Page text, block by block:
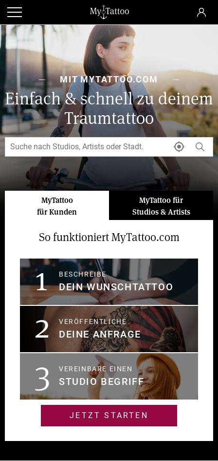
MIT MYTATTOO.COM
Einfach & schnell zu deinem
Traumtattoo
MyTattoo
für Kunden
MyTattoo für
Studios & Artists
So funktioniert MyTattoo.com
1 BESCHREIBE
DEIN WUNSCHTATTOO
2 VERÖFFENTLICHE
DEINE ANFRAGE
3 VEREINBARE EINEN
STUDIO BEGRIFF
JETZT STARTEN